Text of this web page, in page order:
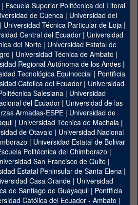
Escuela Superior Politécnica del Litoral
de Cuenca| Universidad del
Universidad Técnica Particular de Loja|
Central del Ecuador| Universidad
del Norte | Universidad Estatal de
| Universidad Técnica de Ambato |
Regional Autónoma de los Andes|
Tecnológica Equinoccial| Pontificia
Catolica del Ecuador | Universidad
Salesiana | Universidad
del Ecuador | Universidad de las
Armadas-ESPE | Universidad de
| Universidad Técnica de Machala|
de Otavalo | Universidad Nacional
| Universidad Estatal de Bolivar
Politécnica del Chimborazo |
San Francisco de Quito |
Estatal Peninsular de Santa Elena|
Casa Grande | Universidad
de Santiago de Guayaquil| Pontificia
Católica del Ecuador - Ambato |